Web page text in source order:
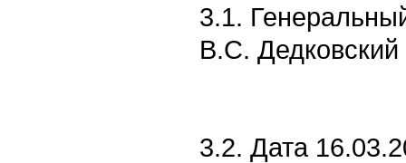
3.1.
В.С. Дедковский
3.2. Дата